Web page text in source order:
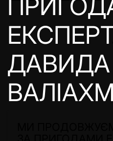
ДАВИДА